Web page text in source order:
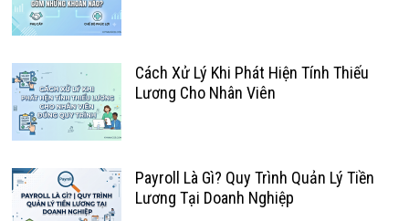
Cách Xử Lý Khi Phát Hiện Tính Thiếu
Lương Cho Nhân Viên
Payroll Là Gì? Quy Trình Quản Lý Tiền
Lương Tại Doanh Nghiệp